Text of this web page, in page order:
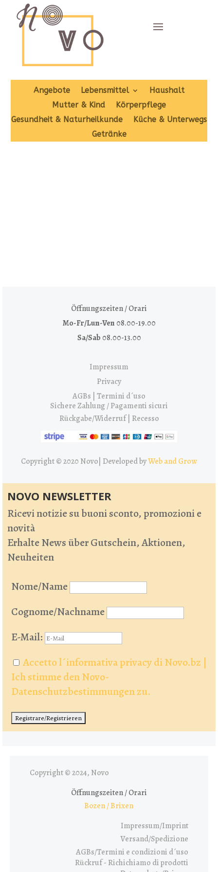
Angebote Lebensmittel
Haushalt
Mutter & Kind
Körperpflege
Gesundheit & Naturheilkunde
Küche & Unterwegs
Getränke
Öffnungszeiten / Orari
Mo-Fr/Lun-Ven 08.00-19.00
Sa/Sab 08.00-13.00
Impressum
Privacy
AGBs | Termini d´uso
Sichere Zahlung / Pagamenti sicuri
Rückgabe/Widerruf | Recesso
Copyright © 2020 Novo| Developed byWeb and Grow
NOVO NEWSLETTER
Ricevi notizie su buoni sconto, promozioni e
novità
Erhalte News über Gutschein, Aktionen,
Neuheiten
Nome/Name
Cognome/Nachname
E-Mail:
Accetto l´informativa privacy di Novo.bz |
Ich stimme den Novo-
Datenschutzbestimmungen zu.
Copyright © 2024, Novo
Öffnungszeiten / Orari
Bozen / Brixen
Impressum/Imprint
Versand/Spedizione
AGBs/Termini e condizioni d´uso
Rückruf - Richichiamo di prodotti